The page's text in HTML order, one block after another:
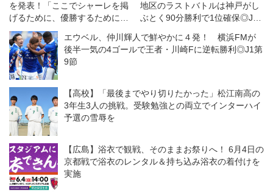
を発表！「ここでシャーレを掲
げるために、優勝するために戦
いたい」
地区のラストバトルは神戸がし
ぶとく90分勝利で1位確保◎J1
エウベル、仲川輝人で鮮やかに４発！ 横浜FMが
後半一気の4ゴールで王者・川崎Fに逆転勝利◎J1第
9節
【高校】「最後までやり切りたかった」松江南高の
3年生3人の挑戦。受験勉強との両立でインターハイ
予選の雪辱を
【広島】浴衣で観戦、そのままお祭りへ！ 6月4日の
京都戦で浴衣のレンタル＆持ち込み浴衣の着付けを
実施